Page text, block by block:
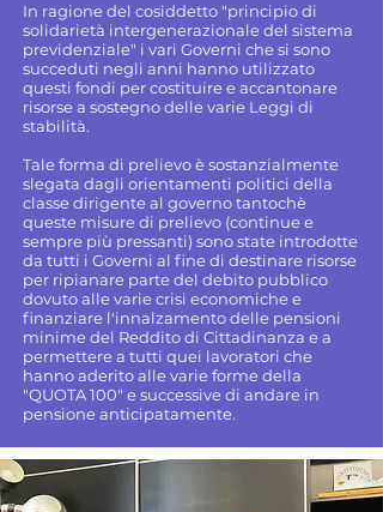
​In ragione del cosiddetto "principio di
solidarietà intergenerazionale del sistema
previdenziale" i vari Governi che si sono
succeduti negli anni hanno utilizzato
questi fondi per costituire e accantonare
risorse a sostegno delle varie Leggi di
stabilità.​
Tale forma di prelievo è sostanzialmente
slegata dagli orientamenti politici della
classe dirigente al governo tantochè
queste misure di prelievo (continue e
sempre più pressanti) sono state introdotte
da tutti i Governi al fine di destinare risorse
per ripianare parte del debito pubblico
dovuto alle varie crisi economiche e
finanziare l'innalzamento delle pensioni
minime del Reddito di Cittadinanza e a
permettere a tutti quei lavoratori che
hanno aderito alle varie forme della
"QUOTA 100" e successive di andare in
pensione anticipatamente.